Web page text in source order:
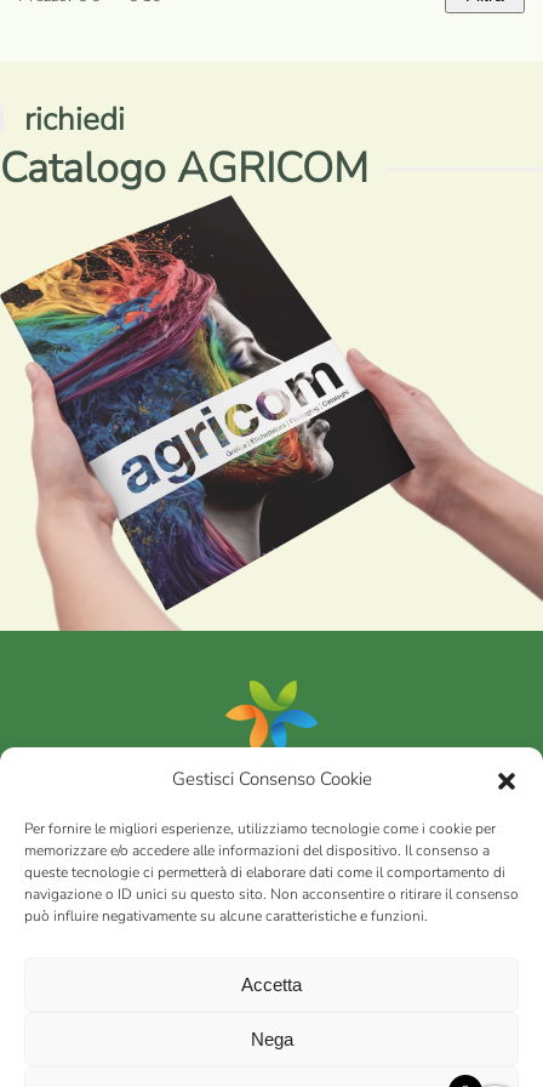
Gestisci Consenso Cookie
Per fornire le migliori esperienze, utilizziamo tecnologie come i cookie per
memorizzare e/o accedere alle informazioni del dispositivo. Il consenso a
queste tecnologie ci permetterà di elaborare dati come il comportamento di
navigazione o ID unici su questo sito. Non acconsentire o ritirare il consenso
può influire negativamente su alcune caratteristiche e funzioni.
Accetta
Nega
Prezzo
Prezzo
richiedi
Catalogo AGRICOM
Portfolio
AGRICOMs.r.l.
via Montalbano 65 51100 Case Nuove di Masiano (PT) | codice
Int. versato | Repertorio Economico Amministrativo C.C.I.A.A. di
Privacy policy